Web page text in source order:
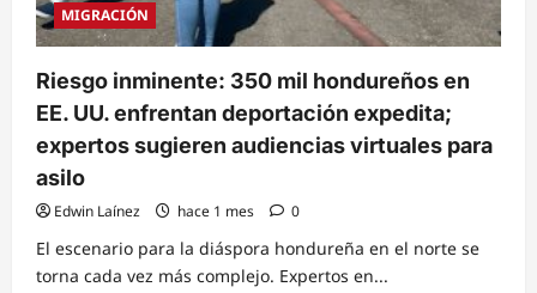
MIGRACIÓN
Riesgo inminente: 350 mil hondureños en
EE. UU. enfrentan deportación expedita;
expertos sugieren audiencias virtuales para
asilo
Edwin Laínez hace 1 mes 0
El escenario para la diáspora hondureña en el norte se
torna cada vez más complejo. Expertos en...